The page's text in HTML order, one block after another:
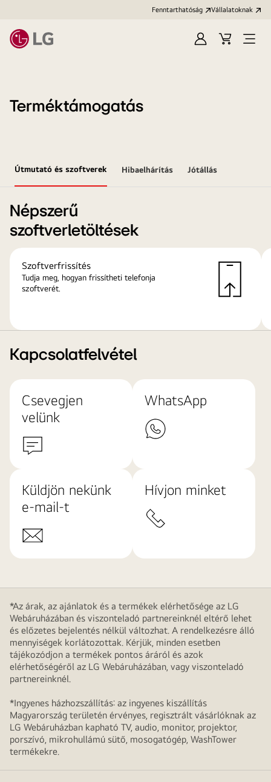
Fenntarthatóság Vállalatoknak
Bejelentkezés
KosárMenü
Terméktámogatás
Útmutató és szoftverek Hibaelhárítás Jótállás
Népszerű
szoftverletöltések
Szoftverfrissítés
Tudja meg, hogyan frissítheti telefonja
szoftverét.
Kapcsolatfelvétel
Csevegjen
velünk
WhatsApp
Küldjön nekünk
e-mail-t
Hívjon minket
*Az árak, az ajánlatok és a termékek elérhetősége az LG
Webáruházában és viszonteladó partnereinknél eltérő lehet
és előzetes bejelentés nélkül változhat. A rendelkezésre álló
mennyiségek korlátozottak. Kérjük, minden esetben
tájékozódjon a termékek pontos áráról és azok
elérhetőségéről az LG Webáruházában, vagy viszonteladó
partnereinknél.
*Ingyenes házhozszállítás: az ingyenes kiszállítás
Magyarország területén érvényes, regisztrált vásárlóknak az
LG Webáruházban kapható TV, audio, monitor, projektor,
porszívó, mikrohullámú sütő, mosogatógép, WashTower
termékekre.